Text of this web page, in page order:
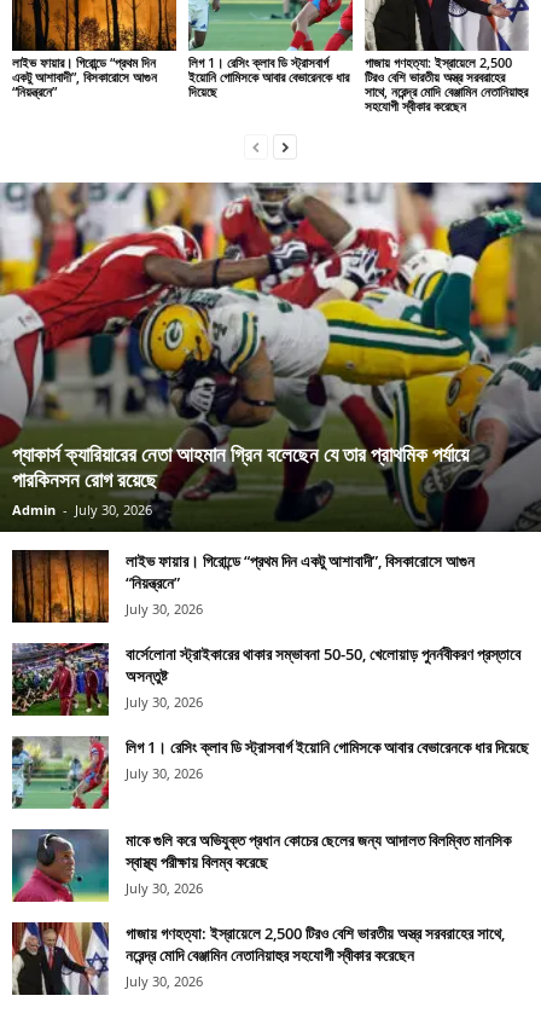
লাইভ ফায়ার। গিরোন্ডে “প্রথম দিন
একটু আশাবাদী”, বিসকারোসে আগুন
“নিয়ন্ত্রনে”
লিগ 1। রেসিং ক্লাব ডি স্ট্রাসবার্গ
ইয়োনি গোমিসকে আবার বেভারেনকে ধার
দিয়েছে
গাজায় গণহত্যা: ইস্রায়েলে 2,500
টিরও বেশি ভারতীয় অস্ত্র সরবরাহের
সাথে, নরেন্দ্র মোদি বেঞ্জামিন নেতানিয়াহুর
সহযোগী স্বীকার করেছেন
প্যাকার্স ক্যারিয়ারের নেতা আহমান গ্রিন বলেছেন যে তার প্রাথমিক পর্যায়ে
পারকিনসন রোগ রয়েছে
Admin - July 30, 2026
লাইভ ফায়ার। গিরোন্ডে “প্রথম দিন একটু আশাবাদী”, বিসকারোসে আগুন
“নিয়ন্ত্রনে”
July 30, 2026
বার্সেলোনা স্ট্রাইকারের থাকার সম্ভাবনা 50-50, খেলোয়াড় পুনর্নবীকরণ প্রস্তাবে
অসন্তুষ্ট
July 30, 2026
লিগ 1। রেসিং ক্লাব ডি স্ট্রাসবার্গ ইয়োনি গোমিসকে আবার বেভারেনকে ধার দিয়েছে
July 30, 2026
মাকে গুলি করে অভিযুক্ত প্রধান কোচের ছেলের জন্য আদালত বিলম্বিত মানসিক
স্বাস্থ্য পরীক্ষায় বিলম্ব করেছে
July 30, 2026
গাজায় গণহত্যা: ইস্রায়েলে 2,500 টিরও বেশি ভারতীয় অস্ত্র সরবরাহের সাথে,
নরেন্দ্র মোদি বেঞ্জামিন নেতানিয়াহুর সহযোগী স্বীকার করেছেন
July 30, 2026